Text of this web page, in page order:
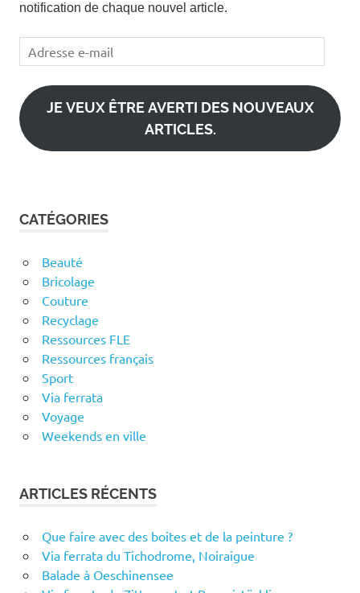
notification de chaque nouvel article.
Adresse
e-
mail
JE VEUX ÊTRE AVERTI DES NOUVEAUX
ARTICLES.
CATÉGORIES
Beauté
Bricolage
Couture
Recyclage
Ressources FLE
Ressources français
Sport
Via ferrata
Voyage
Weekends en ville
ARTICLES RÉCENTS
Que faire avec des boites et de la peinture ?
Via ferrata du Tichodrome, Noiraigue
Balade à Oeschinensee